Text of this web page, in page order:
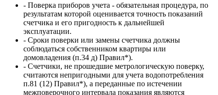
- Поверка приборов учета - обязательная процедура, по
результатам которой оценивается точность показаний
счетчика и его пригодность к дальнейшей
эксплуатации.
- Сроки поверки или замены счетчика должны
соблюдаться собственником квартиры или
домовладения (п.34 д) Правил*).
- Счетчики, не прошедшие метрологическую поверку,
считаются непригодными для учета водопотребления
п.81 (12) Правил*), а переданные по истечении
межповерочного интервала показания являются